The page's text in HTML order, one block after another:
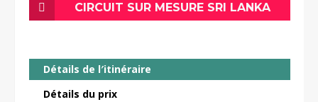
CIRCUIT SUR MESURE SRI LANKA
Détails de l′itinéraire
Détails du prix